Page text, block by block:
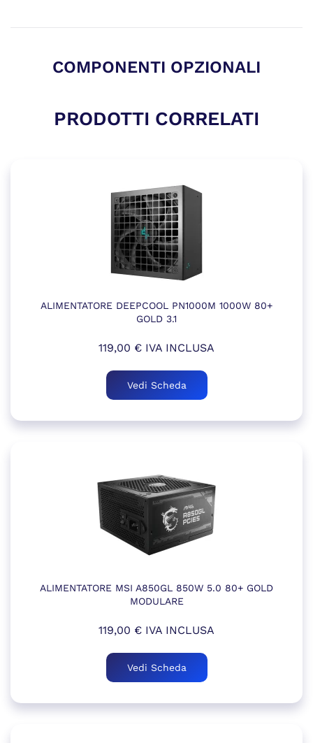
COMPONENTI OPZIONALI
PRODOTTI CORRELATI
ALIMENTATORE DEEPCOOL PN1000M 1000W 80+
GOLD 3.1
119,00 € IVA INCLUSA
Vedi Scheda
ALIMENTATORE MSI A850GL 850W 5.0 80+ GOLD
MODULARE
119,00 € IVA INCLUSA
Vedi Scheda